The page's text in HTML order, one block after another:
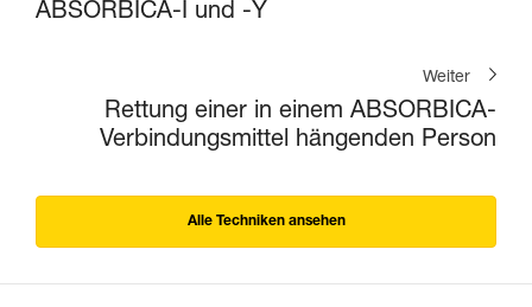
ABSORBICA-I und -Y
Weiter
Rettung einer in einem ABSORBICA-
Verbindungsmittel hängenden Person
Alle Techniken ansehen